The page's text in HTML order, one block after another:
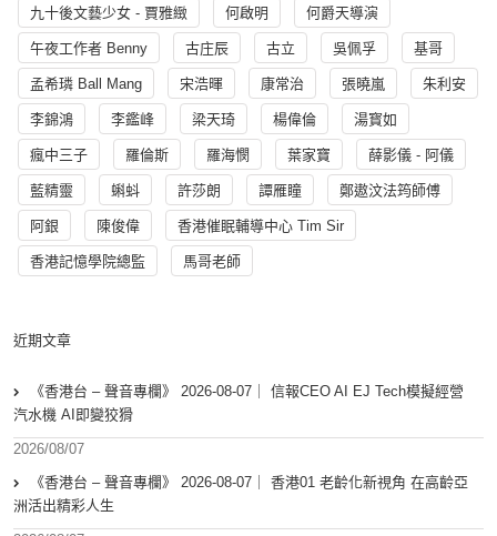
九十後文藝少女 - 賈雅緻 何啟明 何爵天導演
午夜工作者 Benny 古庄辰 古立 吳佩孚 基哥
孟希璘 Ball Mang 宋浩暉 康常治 張曉嵐 朱利安
李錦鴻 李鑑峰 梁天琦 楊偉倫 湯寳如
瘋中三子 羅倫斯 羅海憫 葉家寶 薛影儀 - 阿儀
藍精靈 蝌蚪 許莎朗 譚雁瞳 鄭遨汶法筠師傅
阿銀 陳俊偉 香港催眠輔導中心 Tim Sir
香港記憶學院總監 馬哥老師
近期文章
《香港台 – 聲音專欄》 2026-08-07｜ 信報CEO AI EJ Tech模擬經營
汽水機 AI即變狡猾
2026/08/07
《香港台 – 聲音專欄》 2026-08-07｜ 香港01 老齡化新視角 在高齡亞
洲活出精彩人生